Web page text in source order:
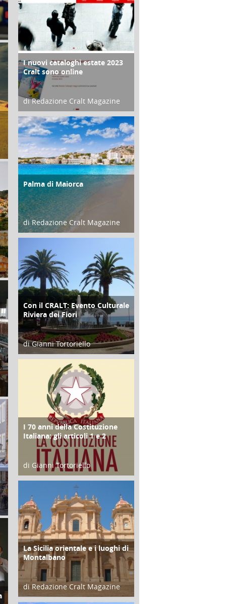
CONTRO COPERTINA
I nuovi cataloghi estate 2023
Cralt sono online
di Redazione Cralt Magazine
07 Marzo 2023
ATTIVITÀ
Palma di Maiorca
di Redazione Cralt Magazine
25 Giugno 2016
ATTIVITÀ
Con il CRALT: Evento Culturale
Riviera dei Fiori
di Gianni Tortoriello
16 Febbraio 2018
FOCUS
I 70 anni della Costituzione
Italiana: gli articoli 1 e 2
di Gianni Tortoriello
17 Marzo 2018
ATTIVITÀ
La Sicilia orientale e i luoghi di
Montalbano
di Redazione Cralt Magazine
01 Febbraio 2018